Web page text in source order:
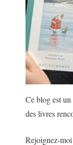
Ce blog est
des livres
Rejoignez-